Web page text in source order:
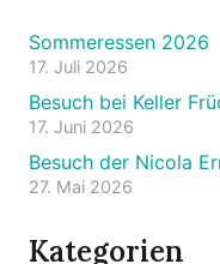
Sommeressen 2026
17. Juli 2026
Besuch bei Keller
17. Juni 2026
Besuch der Nicola
27. Mai 2026
Kategorien